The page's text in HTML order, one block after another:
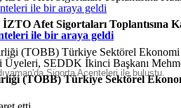
ile bir araya geldi
SEDDK İkinci Başkanı
Afet Sigortaları Toplantısına
(TOBB) Türkiye Sektörel
Sigorta Acenteleri ile buluştu.